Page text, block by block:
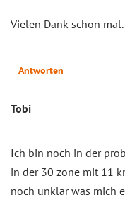
Vielen Dank schon mal.
Antworten
Tobi
Ich bin noch in der
in der 30 zone mit 11
noch unklar was mich